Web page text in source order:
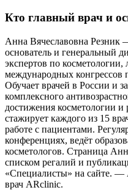
Кто главный врач и
Анна Вячеславовна Резник
основатель и генеральный
экспертов по косметологии,
международных конгрессов
Обучает врачей в России и
комплексного
достижения косметологии
стажирует каждого из 15
работе с пациентами.
конференциях, ведёт
косметологов. Страница
списком регалий и
«Специалисты» на сайте.
врач ARclinic.